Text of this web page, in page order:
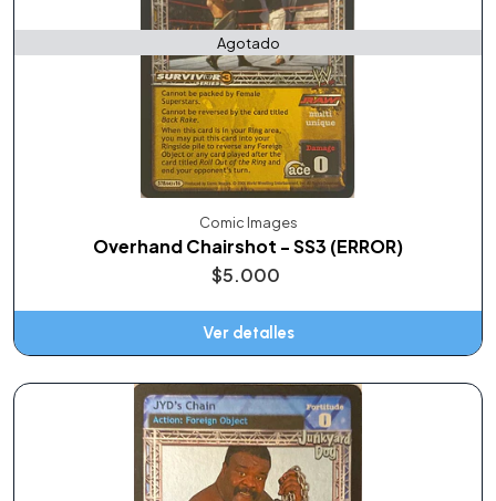
Agotado
Comic Images
Overhand Chairshot - SS3 (ERROR)
$5.000
Ver detalles